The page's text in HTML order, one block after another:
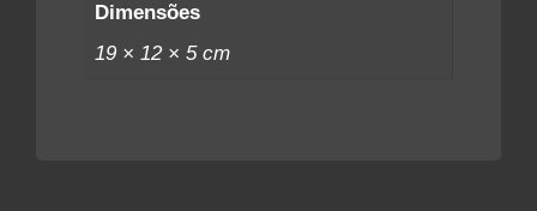
Dimensões
19 × 12 × 5 cm